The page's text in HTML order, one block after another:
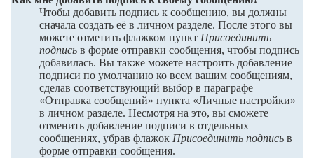
Чтобы добавить подпись к сообщению, вы должны
сначала создать её в личном разделе. После этого вы
можете отметить флажком пункт Присоединить
подпись в форме отправки сообщения, чтобы подпись
добавилась. Вы также можете настроить добавление
подписи по умолчанию ко всем вашим сообщениям,
сделав соответствующий выбор в параграфе
«Отправка сообщений» пункта «Личные настройки»
в личном разделе. Несмотря на это, вы сможете
отменить добавление подписи в отдельных
сообщениях, убрав флажок Присоединить подпись в
форме отправки сообщения.